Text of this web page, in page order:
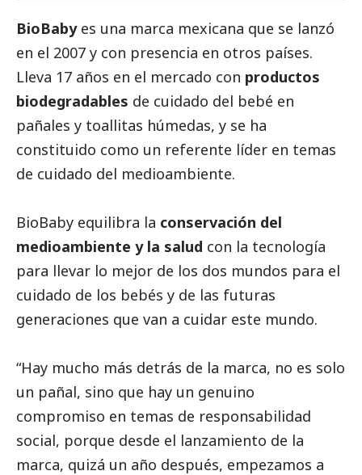
BioBabyes una marca mexicana que se lanzó
en el 2007 y con presencia en otros países.
Lleva 17 años en el mercado con productos
biodegradables de cuidado del bebé en
pañales y toallitas húmedas, y se ha
constituido como un referente líder en temas
de cuidado del medioambiente.
BioBaby equilibra la conservación del
medioambiente y la salud con la tecnología
para llevar lo mejor de los dos mundos para el
cuidado de los bebés y de las futuras
generaciones que van a cuidar este mundo.
“Hay mucho más detrás de la marca, no es solo
un pañal, sino que hay un genuino
compromiso en temas de responsabilidad
social, porque desde el lanzamiento de la
marca, quizá un año después, empezamos a